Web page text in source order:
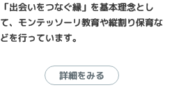
「出会いをつなぐ縁」を基本理念とし
て、モンテッソーリ教育や縦割り保育な
どを行っています。
詳細をみる